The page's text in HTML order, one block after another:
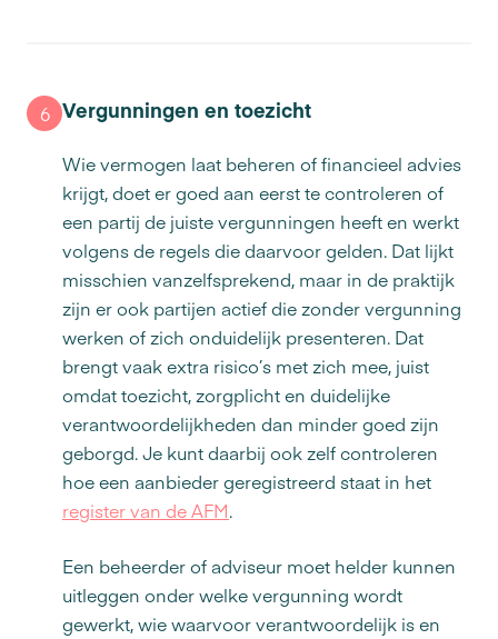
6 Vergunningen en toezicht
Wie vermogen laat beheren of financieel advies
krijgt, doet er goed aan eerst te controleren of
een partij de juiste vergunningen heeft en werkt
volgens de regels die daarvoor gelden. Dat lijkt
misschien vanzelfsprekend, maar in de praktijk
zijn er ook partijen actief die zonder vergunning
werken of zich onduidelijk presenteren. Dat
brengt vaak extra risico’s met zich mee, juist
omdat toezicht, zorgplicht en duidelijke
verantwoordelijkheden dan minder goed zijn
geborgd. Je kunt daarbij ook zelf controleren
hoe een aanbieder geregistreerd staat in het
register van de AFM.
Een beheerder of adviseur moet helder kunnen
uitleggen onder welke vergunning wordt
gewerkt, wie waarvoor verantwoordelijk is en